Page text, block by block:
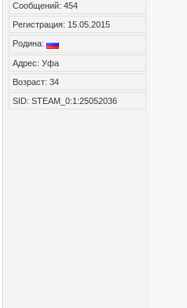
Сообщений: 454
Регистрация: 15.05.2015
Родина:
Адрес: Уфа
Возраст: 34
SID: STEAM_0:1:25052036